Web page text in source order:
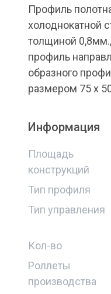
Профиль
холоднокатной
толщиной
профиль
образного
размером 75 х
Информация
Площадь
конструкций
Тип профиля
Тип управления
Кол-во
Роллеты
производства